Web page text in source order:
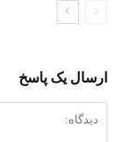
ارسال یک پاسخ